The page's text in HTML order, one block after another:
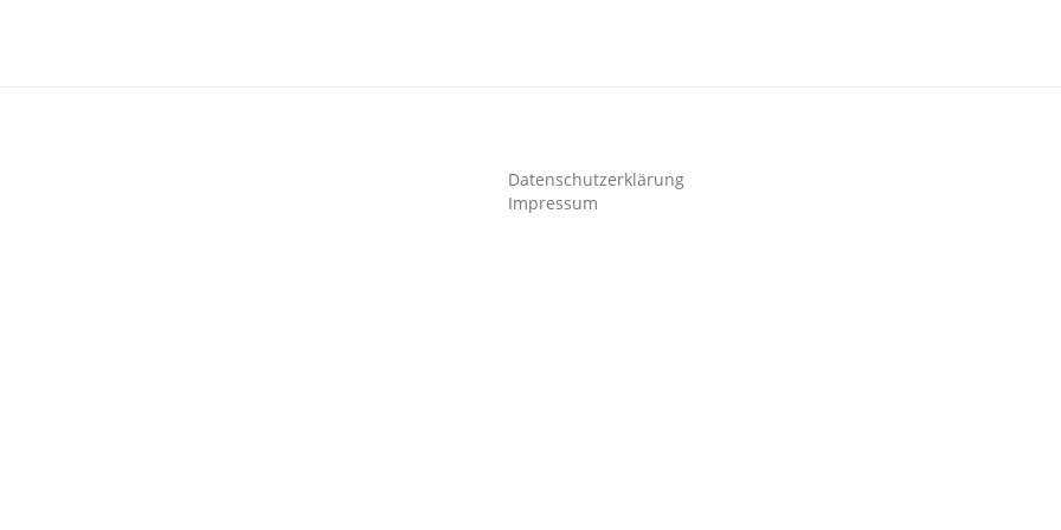
Datenschutzerklärung
Impressum